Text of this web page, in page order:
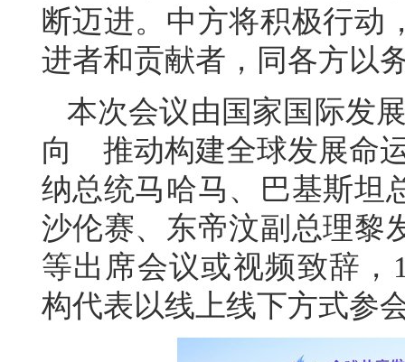
断迈进。中方将积极行动
进者和贡献者，同各方以
本次会议由国家国际发
向 推动构建全球发展命
纳总统马哈马、巴基斯坦
沙伦赛、东帝汶副总理黎
等出席会议或视频致辞
构代表以线上线下方式参